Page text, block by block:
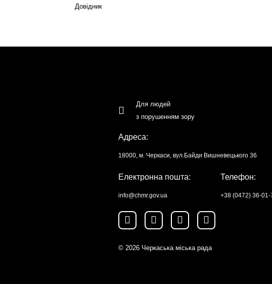
Довідник
Для людей
з порушенням зору
Адреса:
18000, м. Черкаси, вул.Байди Вишневецького 36
Електронна пошта:
info@chmr.gov.ua
Телефон:
+38 (0472) 36-01-
© 2026 Черкаська міська рада